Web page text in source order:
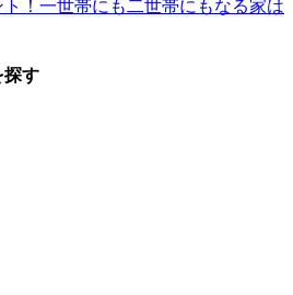
！一世帯にも二世帯にもなる家は
探す